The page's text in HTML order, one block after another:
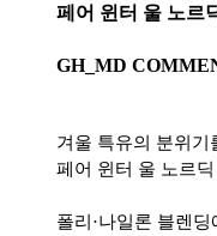
페어 윈터 울 노르
GH_MD
겨울 특유의 분위기
페어 윈터 울 노르
폴리·나일론 블렌